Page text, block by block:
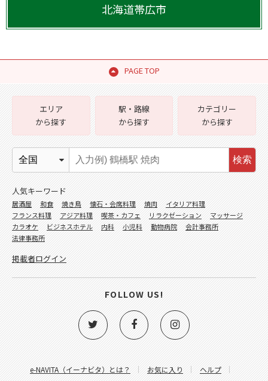
北海道帯広市
PAGE TOP
e-NAVITA（イーナビタ）とは？ お気に入り
ヘルプ
エリア
から探す
駅・路線
から探す
カテゴリー
から探す
検索
人気キーワード
居酒屋 和食 焼き鳥 懐石・会席料理 焼肉
イタリア料理
フランス料理
アジア料理 喫茶・カフェ リラクゼーション
マッサージ
カラオケ
ビジネスホテル 内科 小児科 動物病院
会計事務所
法律事務所
掲載者ログイン
FOLLOW US!